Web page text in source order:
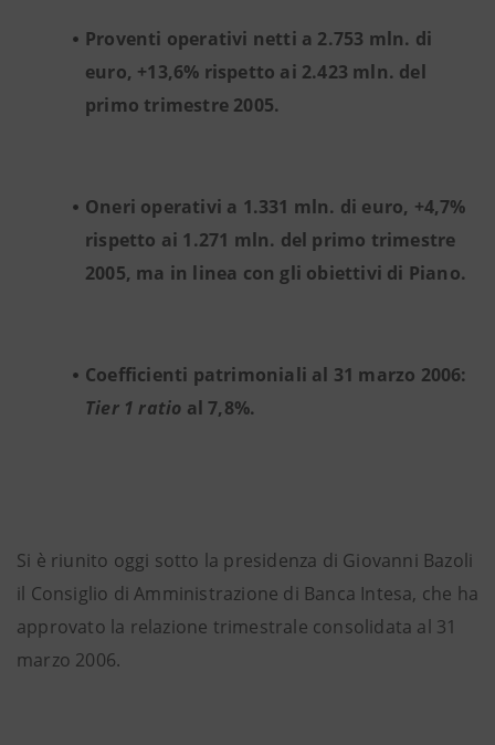
Proventi operativi netti a 2.753 mln. di
euro, +13,6% rispetto ai 2.423 mln. del
primo trimestre 2005.
Oneri operativi a 1.331 mln. di euro, +4,7%
rispetto ai 1.271 mln. del primo trimestre
2005, ma in linea con gli obiettivi di Piano.
Coefficienti patrimoniali al 31 marzo 2006:
Tier 1 ratio al 7,8%.
Si è riunito oggi sotto la presidenza di Giovanni Bazoli
il Consiglio di Amministrazione di Banca Intesa, che ha
approvato la relazione trimestrale consolidata al 31
marzo 2006.